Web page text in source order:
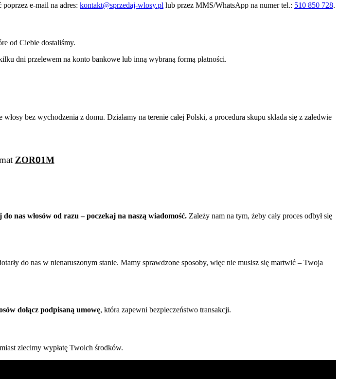
e-mail na adres: kontakt@sprzedaj-wlosy.pl lub przez MMS/WhatsApp na numer tel.: 510 850 728.
od Ciebie dostaliśmy.
dni przelewem na konto bankowe lub inną wybraną formą płatności.
bez wychodzenia z domu. Działamy na terenie całej Polski, a procedura skupu składa się z zaledwie
ZOR01M
do nas włosów od razu – poczekaj na naszą wiadomość. Zależy nam na tym, żeby cały proces odbył się
do nas w nienaruszonym stanie. Mamy sprawdzone sposoby, więc nie musisz się martwić – Twoja
dołącz podpisaną umowę, która zapewni bezpieczeństwo transakcji.
zlecimy wypłatę Twoich środków.